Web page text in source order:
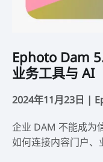
Ephoto Dam
业务工具与 AI
2024年11月23日 |
企业 DAM 不能成为
如何连接内容门户